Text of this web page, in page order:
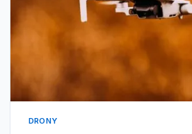
DRONY